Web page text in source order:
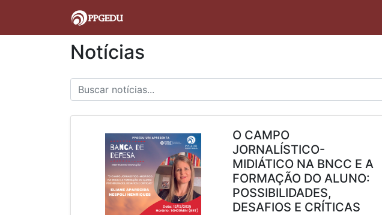
Notícias
O CAMPO
JORNALÍSTICO-
MIDIÁTICO NA BNCC E A
FORMAÇÃO DO ALUNO:
POSSIBILIDADES,
DESAFIOS E CRÍTICAS